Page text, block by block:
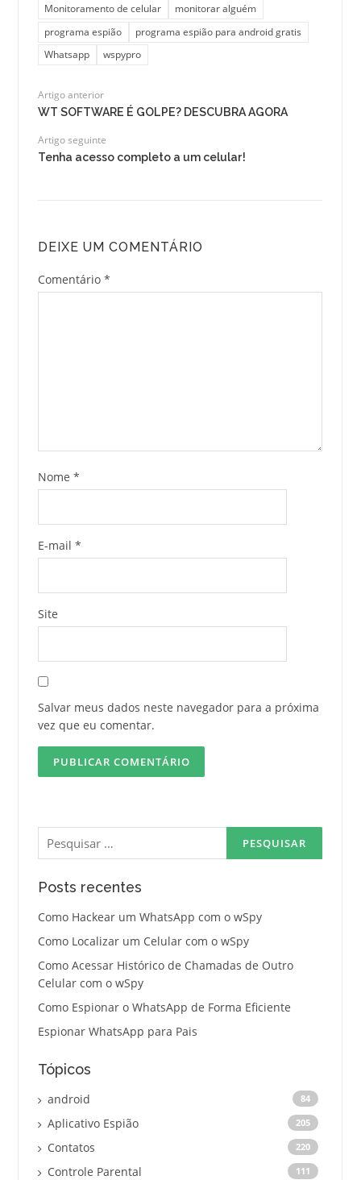
Monitoramento de celular
monitorar alguém
programa espião
programa espião para android gratis
Whatsapp
wspypro
Artigo anterior
WT SOFTWARE É GOLPE? DESCUBRA AGORA
Artigo seguinte
Tenha acesso completo a um celular!
DEIXE UM COMENTÁRIO
Comentário *
Nome *
E-mail *
Site
Salvar meus dados neste navegador para a próxima
vez que eu comentar.
Pesquisar
por:
Posts recentes
Como Hackear um WhatsApp com o wSpy
Como Localizar um Celular com o wSpy
Como Acessar Histórico de Chamadas de Outro
Celular com o wSpy
Como Espionar o WhatsApp de Forma Eficiente
Espionar WhatsApp para Pais
Tópicos
android 84
Aplicativo Espião 205
Contatos 220
Controle Parental 111